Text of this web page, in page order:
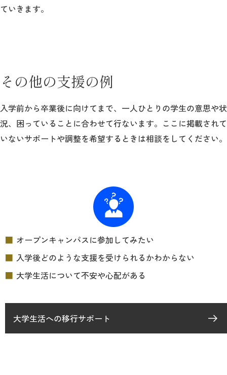
ていきます。
その他の支援の例
入学前から卒業後に向けてまで、一人ひとりの学生の意思や状
況、困っていることに合わせて行ないます。ここに掲載されて
いないサポートや調整を希望するときは相談をしてください。
オープンキャンパスに参加してみたい
入学後どのような支援を受けられるかわからない
大学生活について不安や心配がある
大学生活への移行サポート